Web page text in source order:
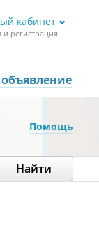
кабинет
и регистрация
Помощь